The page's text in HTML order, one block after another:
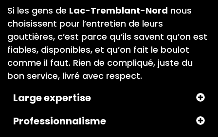
Si les gens de Lac-Tremblant-Nord nous
choisissent pour l’entretien de leurs
gouttières, c’est parce qu’ils savent qu’on est
fiables, disponibles, et qu’on fait le boulot
comme il faut. Rien de compliqué, juste du
bon service, livré avec respect.
Large expertise
Professionnalisme